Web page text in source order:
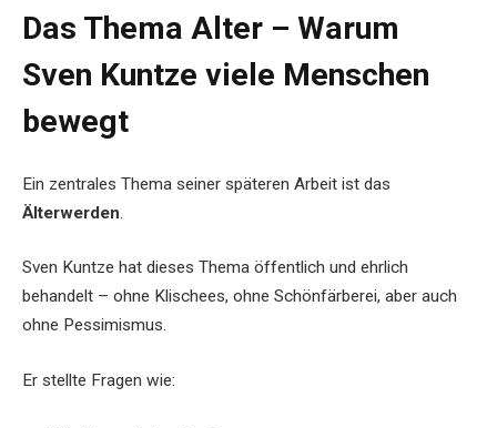
Das Thema Alter – Warum
Sven Kuntze viele Menschen
bewegt
Ein zentrales Thema seiner späteren Arbeit ist das
Älterwerden
Sven Kuntze hat dieses Thema öffentlich und ehrlich
behandelt – ohne Klischees, ohne Schönfärberei, aber auch
ohne Pessimismus.
Er stellte Fragen wie: